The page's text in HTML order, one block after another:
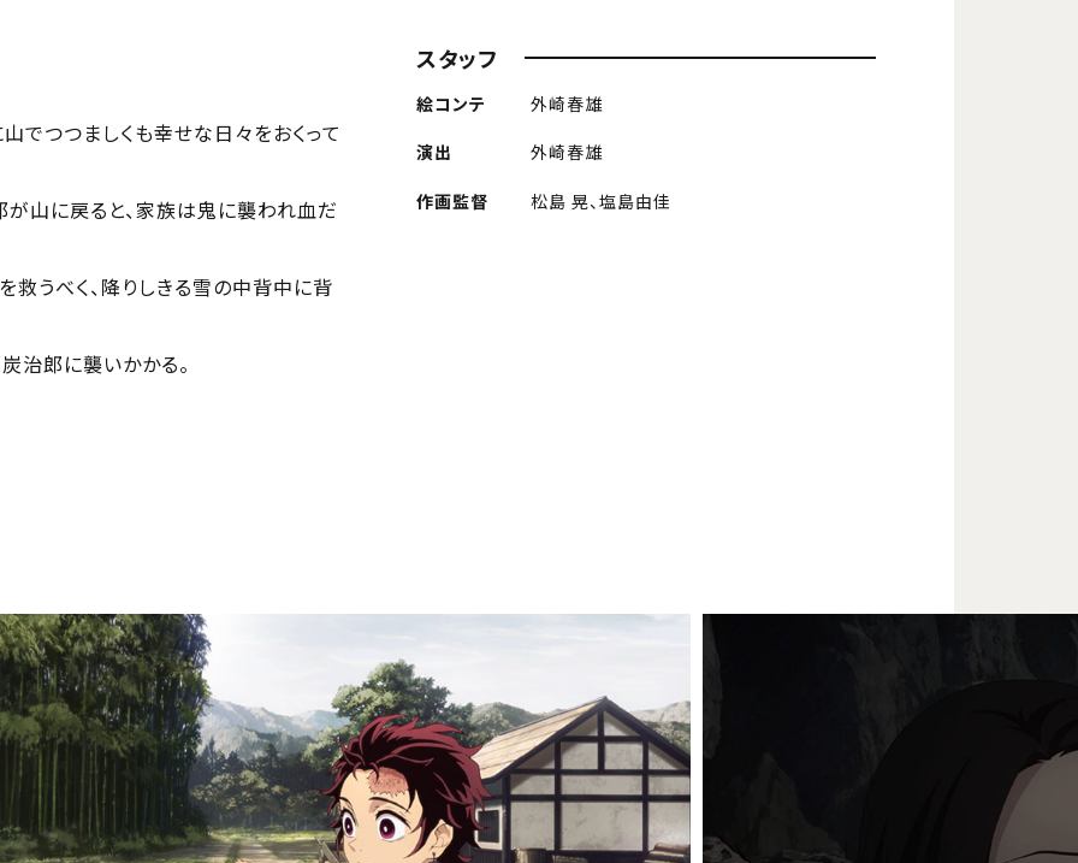
でつつましくも幸せな日々をおくって
山に戻ると、家族は鬼に襲われ血だ
救うべく、降りしきる雪の中背中に背
治郎に襲いかかる。
スタッフ
絵コンテ 外崎春雄
演出 外崎春雄
作画監督 松島 晃、塩島由佳